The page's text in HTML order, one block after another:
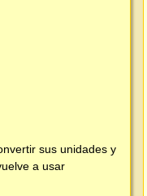
sus unidades y
a usar